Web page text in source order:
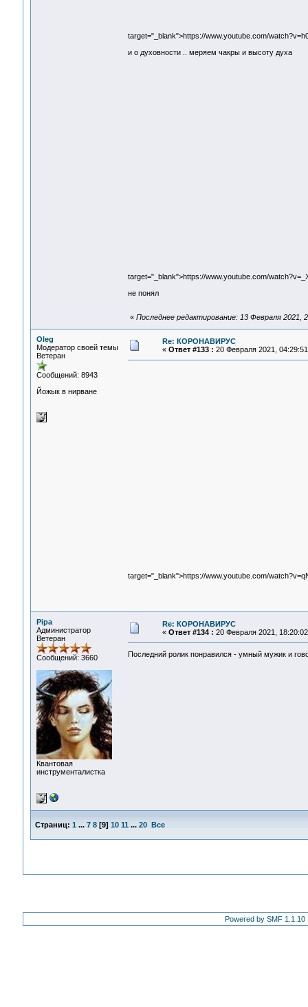
target="_blank">https://www.youtube.com/
и о духовности .. меряем чакры и высоту духа
target="_blank">https://www.youtube.com/
не понял
« Последнее редактирование: 13 Февраля 2021,
Oleg
Модератор своей темы
Ветеран
Сообщений: 8943
Йожык в нирване
Re: КОРОНАВИРУС
« Ответ #133 : 20 Февраля 2021,
target="_blank">https://www.youtube.com/
Pipa
Администратор
Ветеран
Сообщений: 3660
Квантовая
инструменталистка
Re: КОРОНАВИРУС
« Ответ #134 : 20 Февраля 2021,
Последний ролик понравился - умный мужик и
Страниц: 1 ... 7 8[9] 10 11 ... 20 Все
Powered by SMF 1.1.10